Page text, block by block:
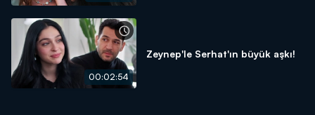
00:02:54
Zeynep'le Serhat'ın büyük aşkı!